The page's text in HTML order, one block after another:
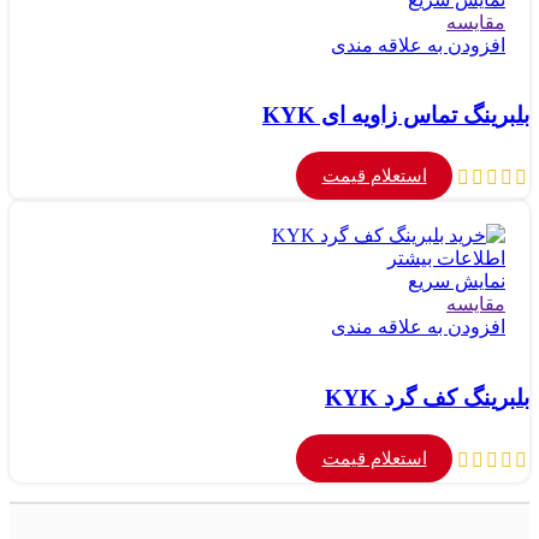
مقايسه
افزودن به علاقه مندی
بلبرینگ تماس زاویه ای KYK
استعلام قیمت
اطلاعات بیشتر
نمایش سریع
مقايسه
افزودن به علاقه مندی
بلبرینگ کف گرد KYK
استعلام قیمت